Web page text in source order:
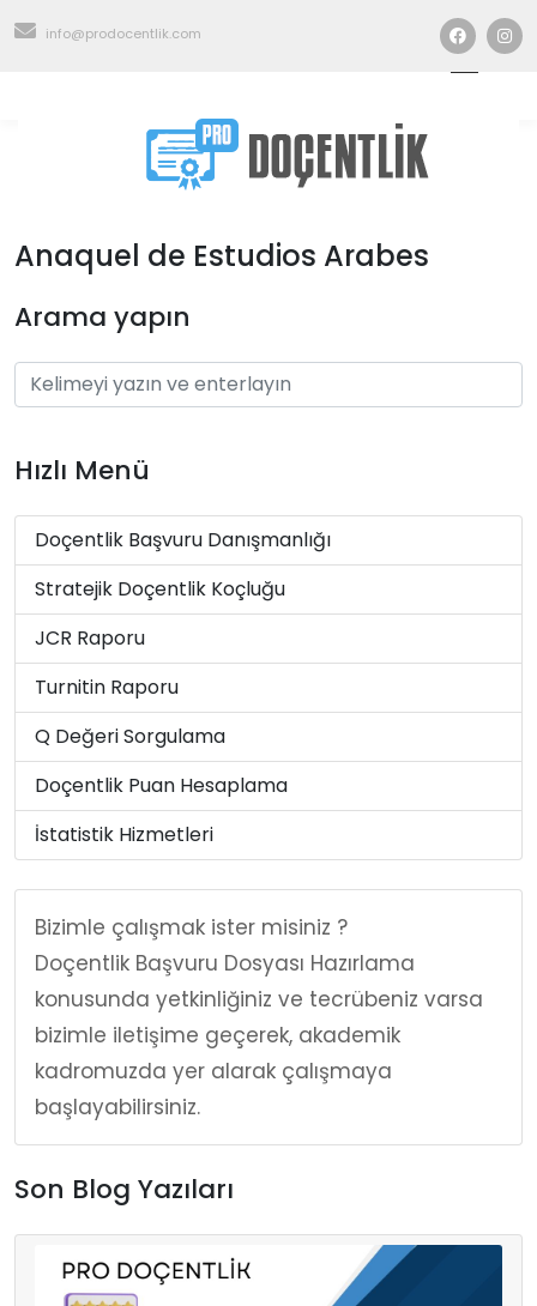
info@prodocentlik.com
Anaquel de Estudios Arabes
Arama yapın
Hızlı Menü
Doçentlik Başvuru Danışmanlığı
Stratejik Doçentlik Koçluğu
JCR Raporu
Turnitin Raporu
Q Değeri Sorgulama
Doçentlik Puan Hesaplama
İstatistik Hizmetleri
Bizimle çalışmak ister misiniz ?
Doçentlik Başvuru Dosyası Hazırlama
konusunda yetkinliğiniz ve tecrübeniz varsa
bizimle iletişime geçerek, akademik
kadromuzda yer alarak çalışmaya
başlayabilirsiniz.
Son Blog Yazıları